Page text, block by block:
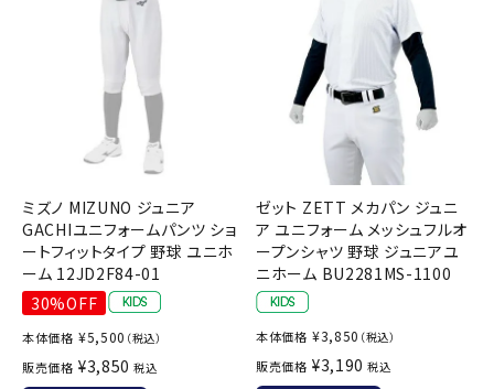
ミズノ MIZUNO ジュニア
GACHIユニフォームパンツ ショ
ートフィットタイプ 野球 ユニホ
ーム 12JD2F84-01
30%OFF
本体価格 ¥5,500 （税込）
販売価格 ¥3,850 税込
ゼット ZETT メカパン ジュニ
ア ユニフォーム メッシュフルオ
ープンシャツ 野球 ジュニアユ
ニホーム BU2281MS-1100
本体価格 ¥3,850 （税込）
販売価格 ¥3,190 税込